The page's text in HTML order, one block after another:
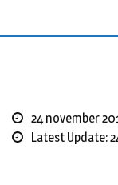
24 november
Latest Update: